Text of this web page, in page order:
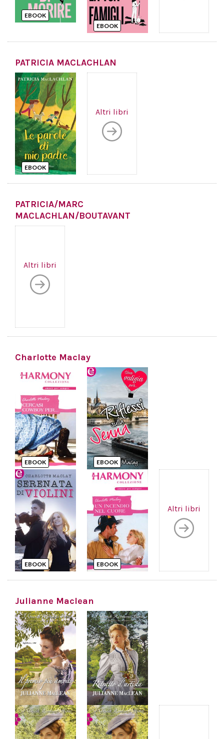
EBOOK
EBOOK
PATRICIA MACLACHLAN
EBOOK
Altri libri
PATRICIA/MARC
MACLACHLAN/BOUTAVANT
Altri libri
Charlotte Maclay
EBOOK EBOOK
EBOOK EBOOK
Altri libri
Julianne Maclean